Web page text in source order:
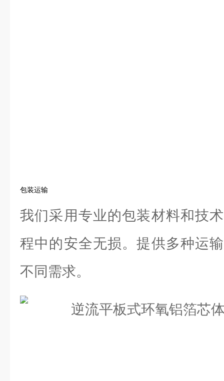
包装运输
我们采用专业的包装材料和技
程中的安全无损。提供多种运
不同需求。